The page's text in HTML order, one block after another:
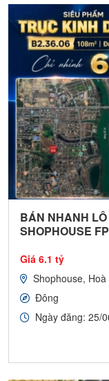
BÁN NHANH
SHOPHOUSE
Giá 6.1 tỷ
Shophouse,
Đông
Ngày đăng: 25/